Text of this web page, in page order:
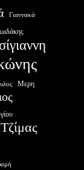
Γιαννακά
Μερη
Τζίμας